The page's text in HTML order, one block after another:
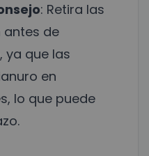
: Retira las
antes de
ya que las
en
lo que puede